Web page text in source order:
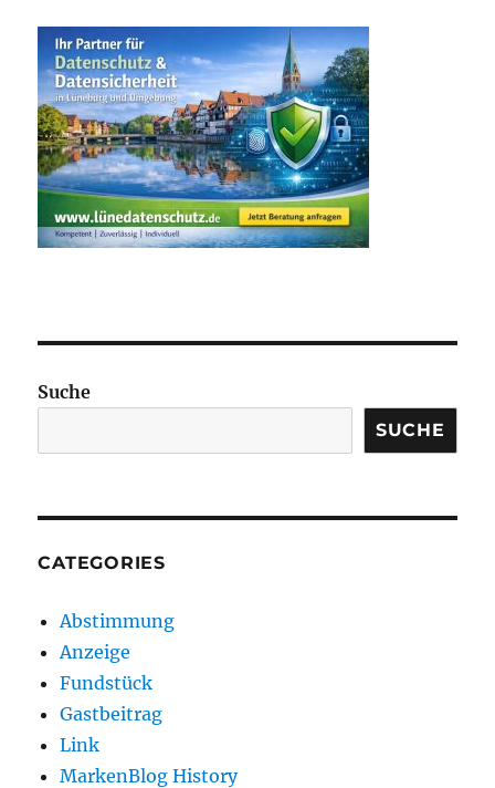
Suche
SUCHE
CATEGORIES
Abstimmung
Anzeige
Fundstück
Gastbeitrag
Link
MarkenBlog History